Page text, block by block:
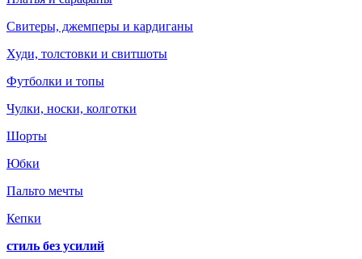
Свитеры, джемперы и кардиганы
Худи, толстовки и свитшоты
Футболки и топы
Чулки, носки, колготки
Шорты
Юбки
Пальто мечты
Кепки
стиль без усилий